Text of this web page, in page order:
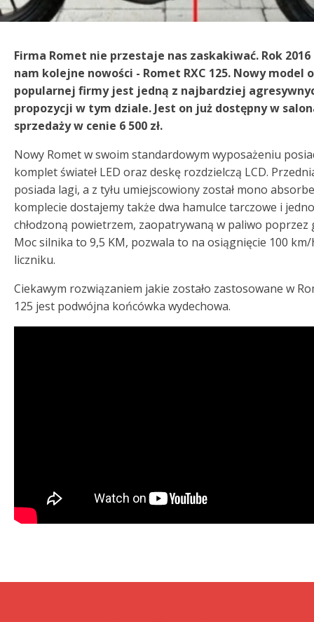
Firma Romet nie przestaje nas zaskakiwać. Rok
nam kolejne nowości - Romet RXC 125. Nowy model
popularnej firmy jest jedną z najbardziej
propozycji w tym dziale. Jest on już dostępny w
sprzedaży w cenie 6 500 zł.
Nowy Romet w swoim standardowym wyposażeniu
komplet świateł LED oraz deskę rozdzielczą LCD.
posiada lagi, a z tyłu umiejscowiony został mono
komplecie dostajemy także dwa hamulce tarczowe i
chłodzoną powietrzem, zaopatrywaną w paliwo poprzez
Moc silnika to 9,5 KM, pozwala to na osiągnięcie 100
liczniku.
Ciekawym rozwiązaniem jakie zostało zastosowane w
125 jest podwójna końcówka wydechowa.